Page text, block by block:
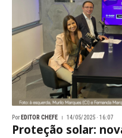
Por EDITOR CHEFE 14/05/2025 · 16:07
Proteção solar: